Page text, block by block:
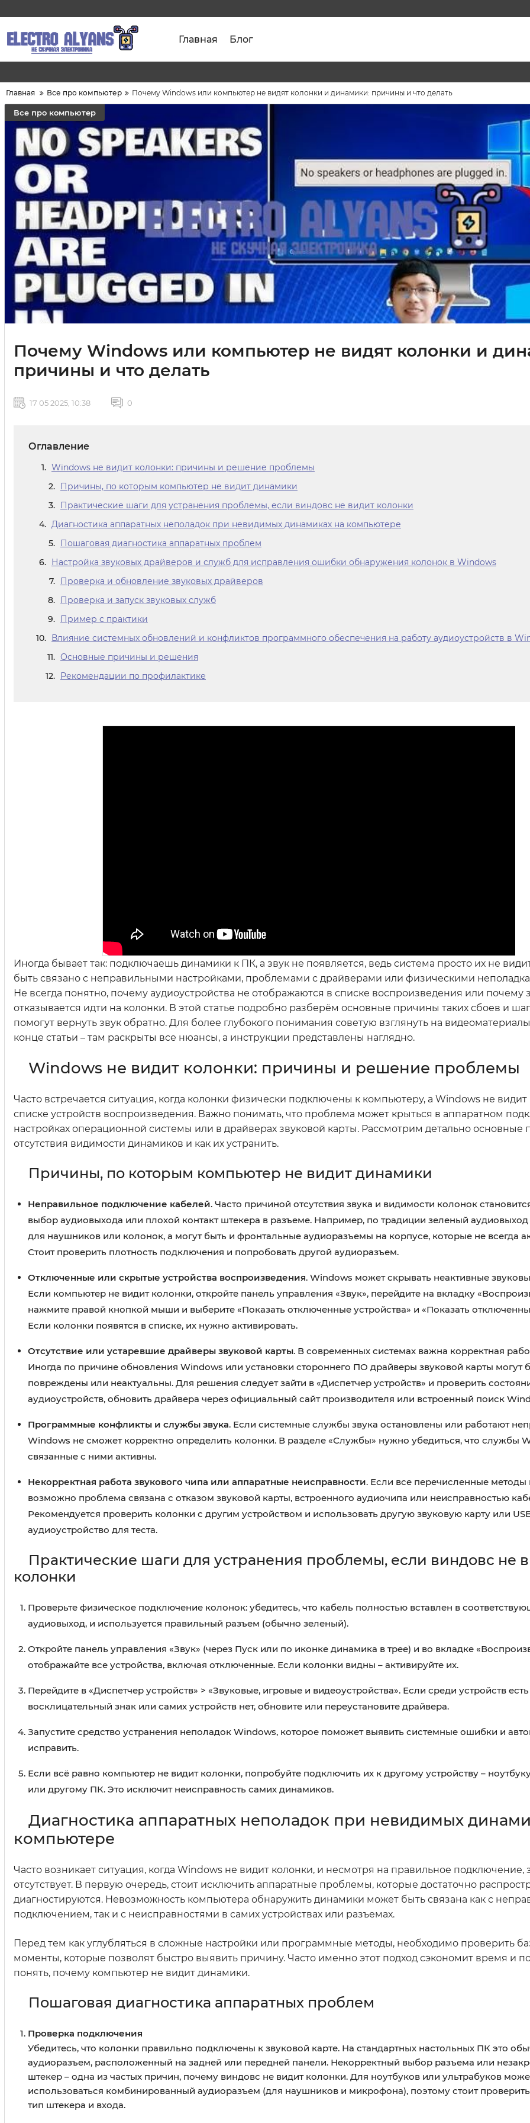
Главная Блог
Главная Все про компьютер Почему Windows или компьютер не видят колонки и динамики: причины и что делать
Все про компьютер
Почему Windows или компьютер не видят колонки и
причины и что делать
17 05 2025, 10:38 0
Оглавление
Windows не видит колонки: причины и решение проблемы
Причины, по которым компьютер не видит динамики
Практические шаги для устранения проблемы, если виндовс не видит колонки
Диагностика аппаратных неполадок при невидимых динамиках на компьютере
Пошаговая диагностика аппаратных проблем
Настройка звуковых драйверов и служб для исправления ошибки обнаружения колонок в Windows
Проверка и обновление звуковых драйверов
Проверка и запуск звуковых служб
Пример с практики
Влияние системных обновлений и конфликтов программного обеспечения на работу аудиоустройств в
Основные причины и решения
Рекомендации по профилактике
Иногда бывает так: подключаешь динамики к ПК, а звук не появляется, ведь система просто их не
быть связано с неправильными настройками, проблемами с драйверами или физическими
Не всегда понятно, почему аудиоустройства не отображаются в списке воспроизведения или почему
отказывается идти на колонки. В этой статье подробно разберём основные причины таких сбоев и
помогут вернуть звук обратно. Для более глубокого понимания советую взглянуть на
конце статьи – там раскрыты все нюансы, а инструкции представлены наглядно.
Windows не видит колонки: причины и решение проблемы
Часто встречается ситуация, когда колонки физически подключены к компьютеру, а Windows не видит
списке устройств воспроизведения. Важно понимать, что проблема может крыться в аппаратном
настройках операционной системы или в драйверах звуковой карты. Рассмотрим детально основные
отсутствия видимости динамиков и как их устранить.
Причины, по которым компьютер не видит динамики
Неправильное подключение кабелей. Часто причиной отсутствия звука и видимости колонок
выбор аудиовыхода или плохой контакт штекера в разъеме. Например, по традиции зеленый
для наушников или колонок, а могут быть и фронтальные аудиоразъемы на корпусе, которые не всегда
Стоит проверить плотность подключения и попробовать другой аудиоразъем.
Отключенные или скрытые устройства воспроизведения. Windows может скрывать неактивные
Если компьютер не видит колонки, откройте панель управления «Звук», перейдите на вкладку
нажмите правой кнопкой мыши и выберите «Показать отключенные устройства» и «Показать
Если колонки появятся в списке, их нужно активировать.
Отсутствие или устаревшие драйверы звуковой карты. В современных системах важна корректная
Иногда по причине обновления Windows или установки стороннего ПО драйверы звуковой карты могут
повреждены или неактуальны. Для решения следует зайти в «Диспетчер устройств» и проверить
аудиоустройств, обновить драйвера через официальный сайт производителя или встроенный поиск
Программные конфликты и службы звука. Если системные службы звука остановлены или работают
Windows не сможет корректно определить колонки. В разделе «Службы» нужно убедиться, что службы
связанные с ними активны.
Некорректная работа звукового чипа или аппаратные неисправности. Если все перечисленные методы
возможно проблема связана с отказом звуковой карты, встроенного аудиочипа или неисправностью
Рекомендуется проверить колонки с другим устройством и использовать другую звуковую карту или
аудиоустройство для теста.
Практические шаги для устранения проблемы, если виндовс не
колонки
Проверьте физическое подключение колонок: убедитесь, что кабель полностью вставлен в
аудиовыход, и используется правильный разъем (обычно зеленый).
Откройте панель управления «Звук» (через Пуск или по иконке динамика в трее) и во вкладке
отображайте все устройства, включая отключенные. Если колонки видны – активируйте их.
Перейдите в «Диспетчер устройств» > «Звуковые, игровые и видеоустройства». Если среди устройств
восклицательный знак или самих устройств нет, обновите или переустановите драйвера.
Запустите средство устранения неполадок Windows, которое поможет выявить системные ошибки и
исправить.
Если всё равно компьютер не видит колонки, попробуйте подключить их к другому устройству –
или другому ПК. Это исключит неисправность самих динамиков.
Диагностика аппаратных неполадок при невидимых
компьютере
Часто возникает ситуация, когда Windows не видит колонки, и несмотря на правильное подключение,
отсутствует. В первую очередь, стоит исключить аппаратные проблемы, которые достаточно
диагностируются. Невозможность компьютера обнаружить динамики может быть связана как с
подключением, так и с неисправностями в самих устройствах или разъемах.
Перед тем как углубляться в сложные настройки или программные методы, необходимо проверить
моменты, которые позволят быстро выявить причину. Часто именно этот подход сэкономит время и
понять, почему компьютер не видит динамики.
Пошаговая диагностика аппаратных проблем
Проверка подключения
Убедитесь, что колонки правильно подключены к звуковой карте. На стандартных настольных ПК это
аудиоразъем, расположенный на задней или передней панели. Некорректный выбор разъема или
штекер – одна из частых причин, почему виндовс не видит колонки. Для ноутбуков или ультрабуков
использоваться комбинированный аудиоразъем (для наушников и микрофона), поэтому стоит
тип штекера и входа.